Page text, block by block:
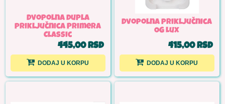
Dvopolna dupla
priključnica Primera
Classic
445,00 RSD
DODAJ U KORPU
Dvopolna priključnica
OG Lux
415,00 RSD
DODAJ U KORPU